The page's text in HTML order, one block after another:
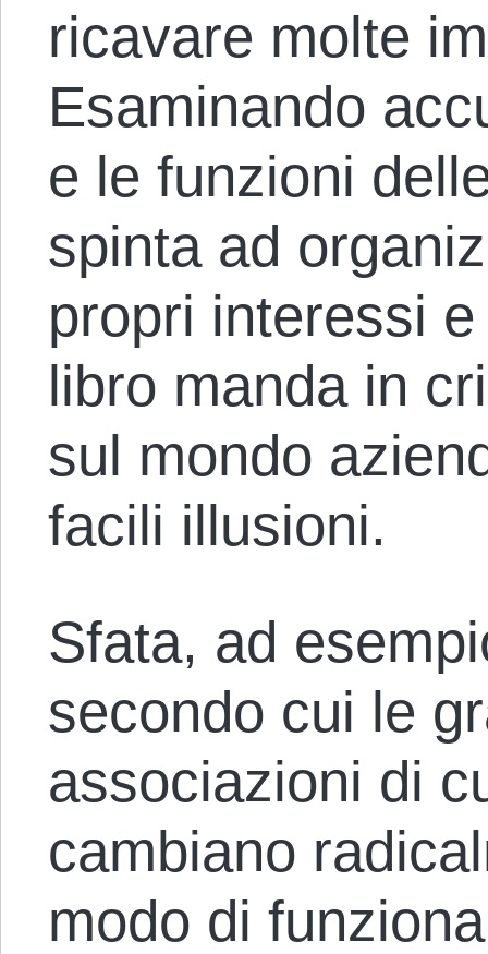
ricavare molte
Esaminando
e le funzioni
spinta ad
propri interessi
libro manda in
sul mondo
facili illusioni.
Sfata, ad
secondo cui le
associazioni di
cambiano
modo di